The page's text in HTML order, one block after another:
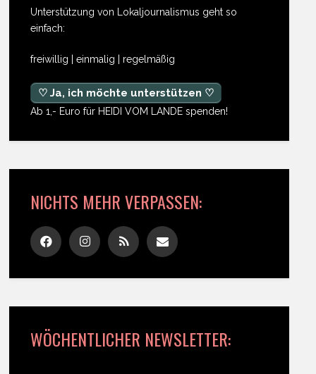
Unterstützung von Lokaljournalismus geht so
einfach:
freiwillig | einmalig | regelmäßig
♡ Ja, ich möchte unterstützen ♡
Ab 1,- Euro für HEIDI VOM LANDE spenden!
NICHTS MEHR VERPASSEN:
WÖCHENTLICHER NEWSLETTER: